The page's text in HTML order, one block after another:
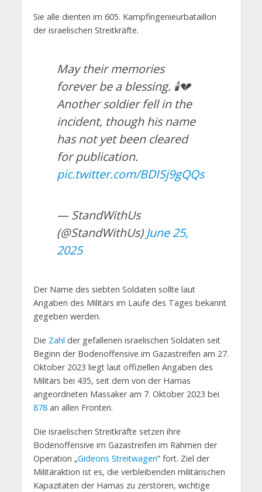
Sie alle dienten im 605. Kampfingenieurbataillon
der israelischen Streitkräfte.
May their memories
forever be a blessing. 🕯️💔
Another soldier fell in the
incident, though his name
has not yet been cleared
for publication.
pic.twitter.com/BDISj9gQQs
— StandWithUs
(@StandWithUs) June 25,
2025
Der Name des siebten Soldaten sollte laut
Angaben des Militärs im Laufe des Tages bekannt
gegeben werden.
Die Zahl der gefallenen israelischen Soldaten seit
Beginn der Bodenoffensive im Gazastreifen am 27.
Oktober 2023 liegt laut offiziellen Angaben des
Militärs bei 435, seit dem von der Hamas
angeordneten Massaker am 7. Oktober 2023 bei
878an allen Fronten.
Die israelischen Streitkräfte setzen ihre
Bodenoffensive im Gazastreifen im Rahmen der
Operation „Gideons Streitwagen“ fort. Ziel der
Militäraktion ist es, die verbleibenden militärischen
Kapazitäten der Hamas zu zerstören, wichtige